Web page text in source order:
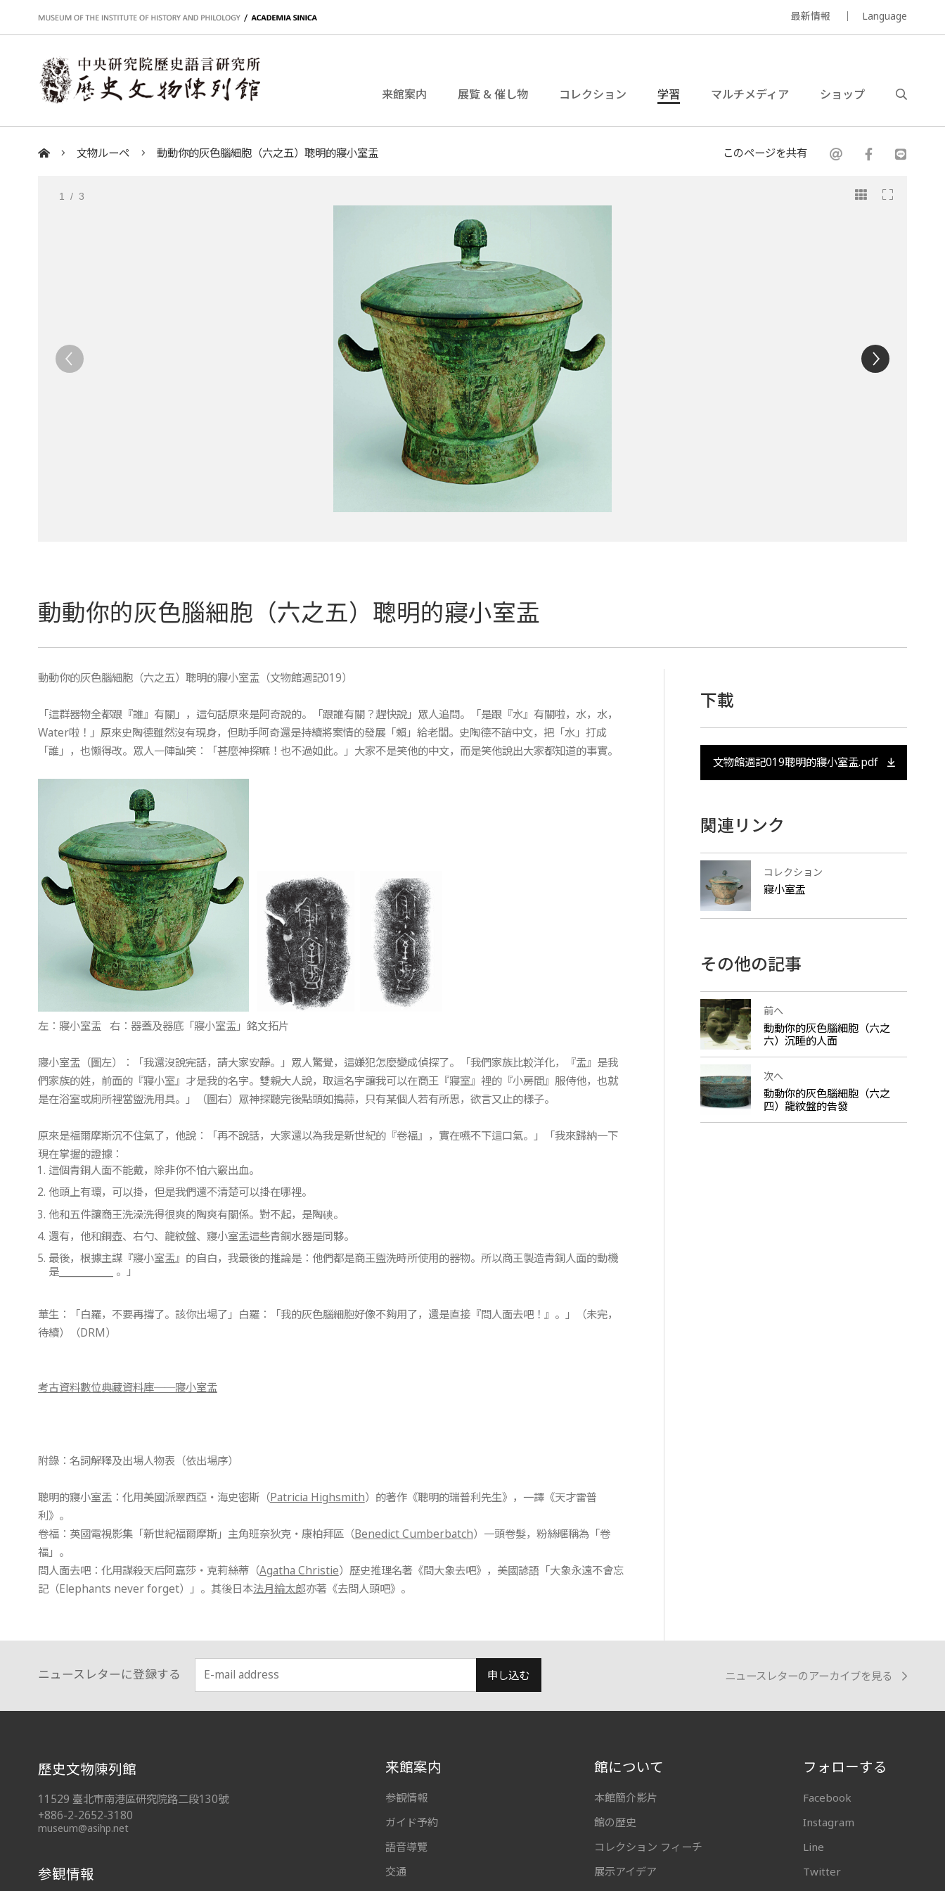
:::
最新情報 Language
来館案内 展覧 & 催し物 コレクション 学習 マルチメディア ショップ
文物ルーペ 動動你的灰色腦細胞（六之五）聰明的寢小室盂 このページを共有
1 / 3
動動你的灰色腦細胞（六之五）聰明的寢小室盂
動動你的灰色腦細胞（六之五）聰明的寢小室盂（文物館週記019）
「這群器物全都跟『誰』有關」，這句話原來是阿奇說的。「跟誰有關？趕快說」眾人追問。「是跟『水』有關啦，水，水，
Water啦！」原來史陶德雖然沒有現身，但助手阿奇還是持續將案情的發展「賴」給老闆。史陶德不諳中文，把「水」打成
「誰」，也懶得改。眾人一陣訕笑：「甚麼神探嘛！也不過如此。」大家不是笑他的中文，而是笑他說出大家都知道的事實。
左：寢小室盂 右：器蓋及器底「寢小室盂」銘文拓片
寢小室盂（圖左）：「我還沒說完話，請大家安靜。」眾人驚覺，這嫌犯怎麼變成偵探了。「我們家族比較洋化，『盂』是我
們家族的姓，前面的『寢小室』才是我的名字。雙親大人說，取這名字讓我可以在商王『寢室』裡的『小房間』服侍他，也就
是在浴室或廁所裡當盥洗用具。」（圖右）眾神探聽完後點頭如搗蒜，只有某個人若有所思，欲言又止的樣子。
原來是福爾摩斯沉不住氣了，他說：「再不說話，大家還以為我是新世紀的『卷福』，實在嚥不下這口氣。」「我來歸納一下
現在掌握的證據：
這個青銅人面不能戴，除非你不怕六竅出血。
他頭上有環，可以掛，但是我們還不清楚可以掛在哪裡。
他和五件讓商王洗澡洗得很爽的陶爽有關係。對不起，是陶磢。
還有，他和銅壺、右勺、龍紋盤、寢小室盂這些青銅水器是同夥。
最後，根據主謀『寢小室盂』的自白，我最後的推論是：他們都是商王盥洗時所使用的器物。所以商王製造青銅人面的動機
是___________ 。」
華生：「白羅，不要再撐了。該你出場了」白羅：「我的灰色腦細胞好像不夠用了，還是直接『問人面去吧！』。」（未完，
待續）（DRM）
考古資料數位典藏資料庫──寢小室盂
附錄：名詞解釋及出場人物表（依出場序）
聰明的寢小室盂：化用美國派翠西亞‧海史密斯（Patricia Highsmith）的著作《聰明的瑞普利先生》，一譯《天才雷普
利》。
卷福：英國電視影集「新世紀福爾摩斯」主角班奈狄克‧康柏拜區（Benedict Cumberbatch）一頭卷髮，粉絲暱稱為「卷
福」。
問人面去吧：化用謀殺天后阿嘉莎‧克莉絲蒂（Agatha Christie）歷史推理名著《問大象去吧》，美國諺語「大象永遠不會忘
記（Elephants never forget）」。其後日本法月綸太郎亦著《去問人頭吧》。
下載
文物館週記019聰明的寢小室盂.pdf
関連リンク
コレクション
寢小室盂
その他の記事
前へ
動動你的灰色腦細胞（六之
六）沉睡的人面
次へ
動動你的灰色腦細胞（六之
四）龍紋盤的告發
ニュースレターに登録する 申し込む ニュースレターのアーカイブを見る
:::
歷史文物陳列館
11529 臺北市南港區研究院路二段130號
+886-2-2652-3180
museum@asihp.net
参観情報
来館案内
参観情報
ガイド予約
語音導覽
交通
館について
本館簡介影片
館の歴史
コレクション フィーチ
展示アイデア
フォローする
Facebook
Instagram
Line
Twitter